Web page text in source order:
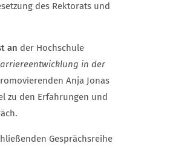
des Rektorats und
an der Hochschule
in der
Anja Jonas
zu den Erfahrungen und
Gesprächsreihe